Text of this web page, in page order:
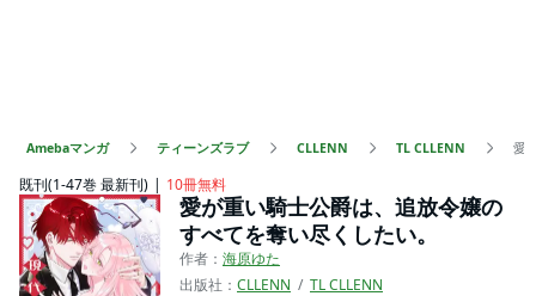
Amebaマンガ ティーンズラブ CLLENN TL CLLENN 愛
既刊(1-47巻 最新刊) 10冊無料
愛が重い騎士公爵は、追放令嬢の
すべてを奪い尽くしたい。
作者： 海原ゆた
出版社： CLLENN
TL CLLENN